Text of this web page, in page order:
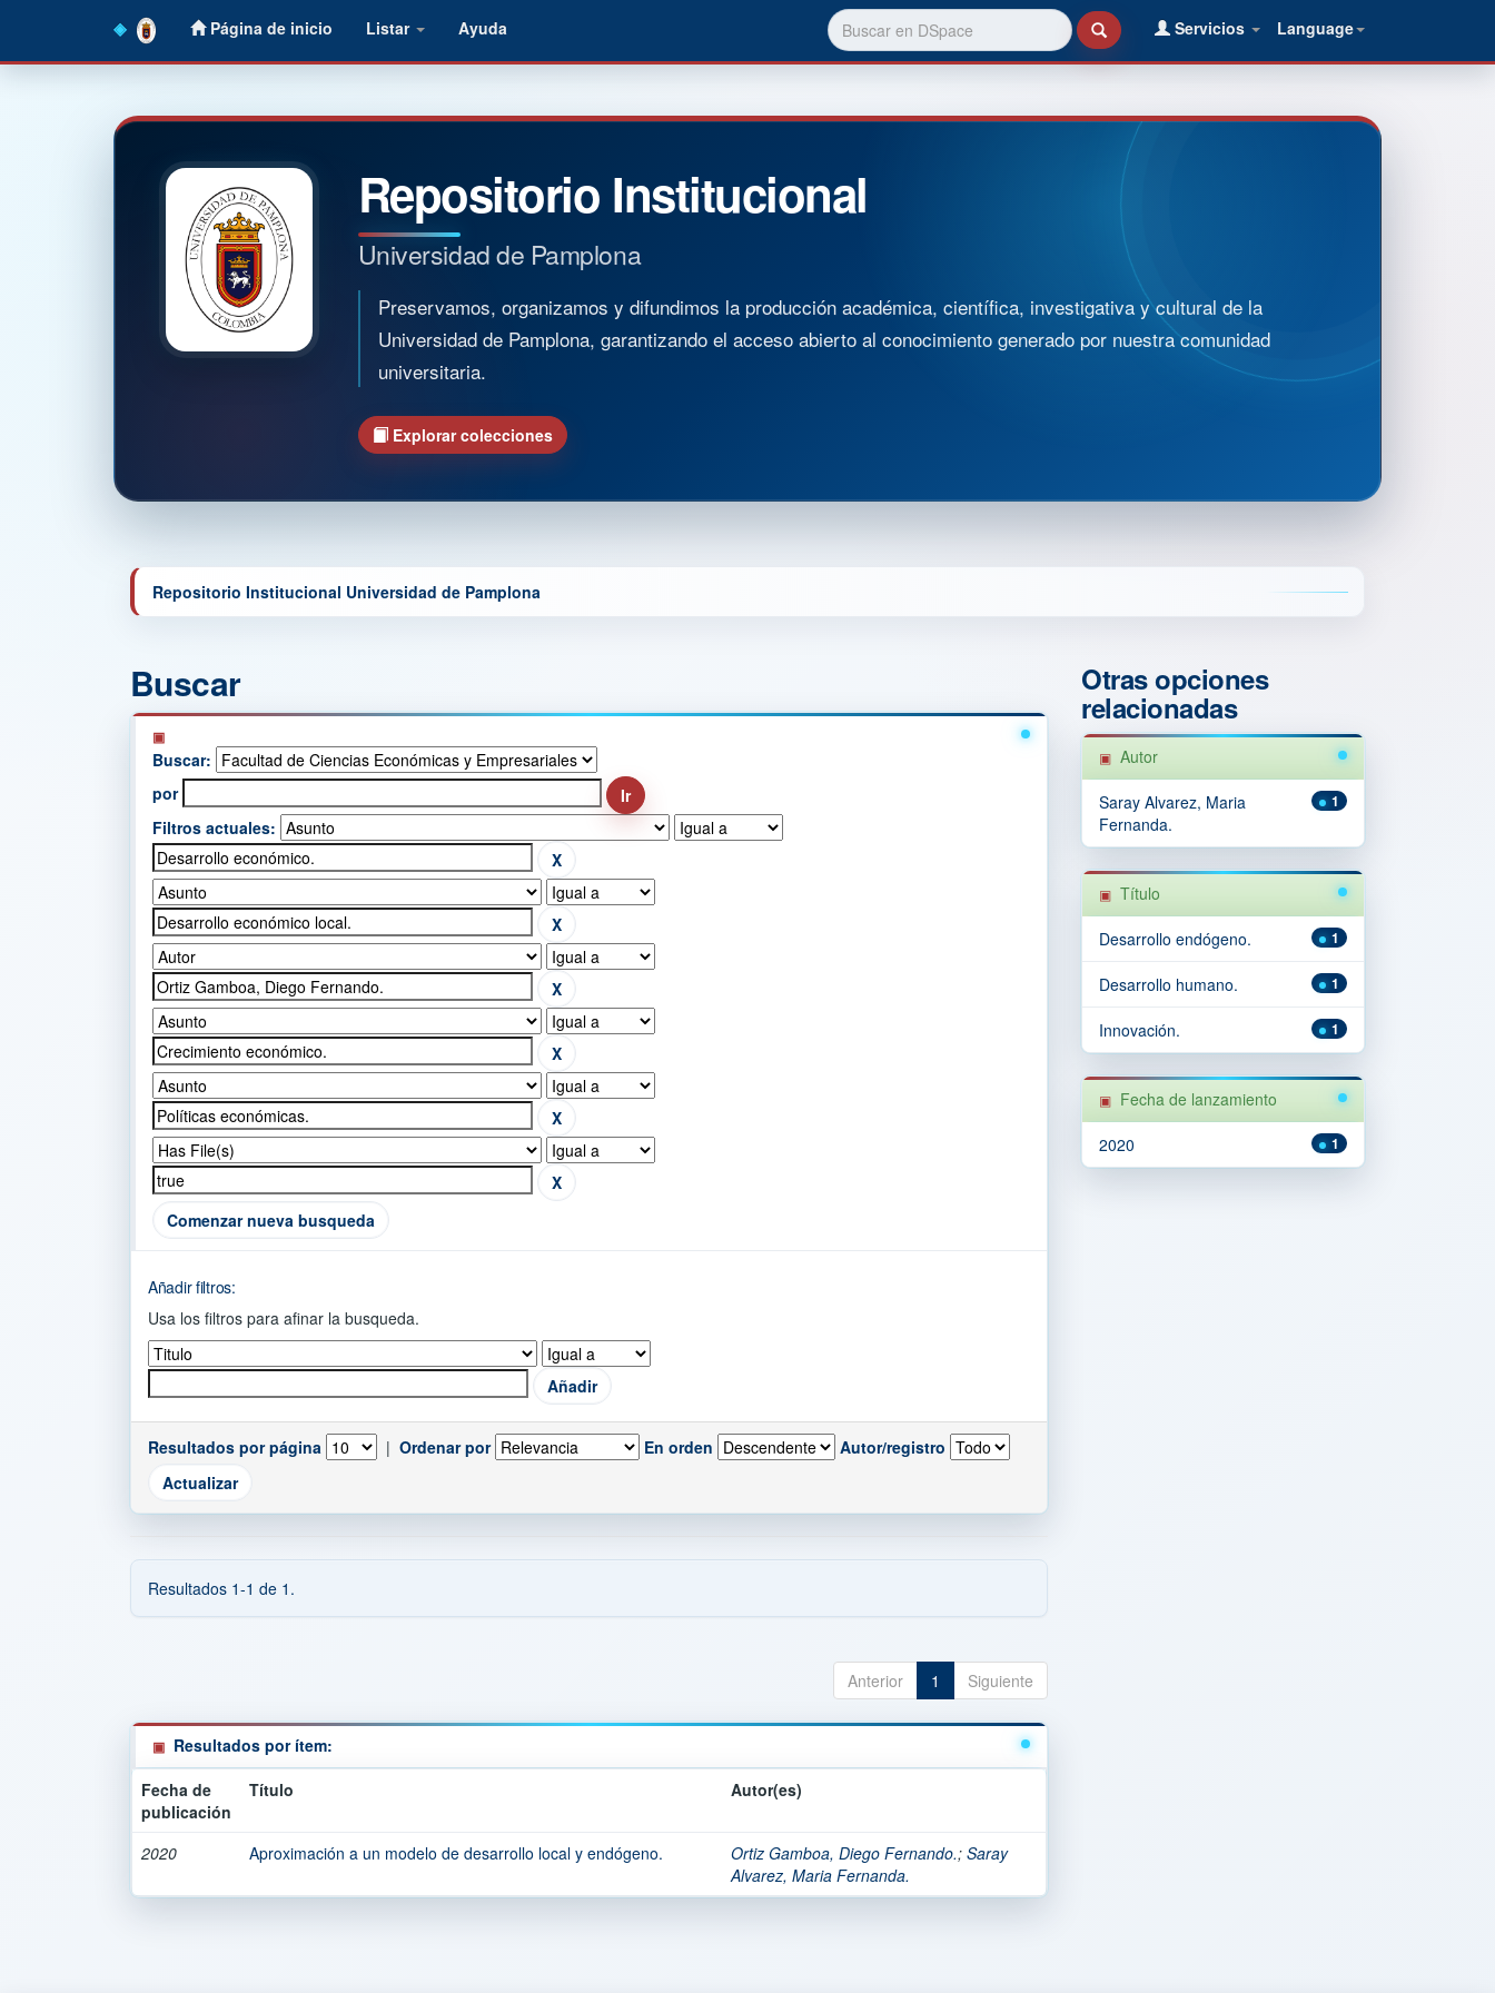
Página de inicio Listar Ayuda Language
Servicios
Repositorio Institucional
Universidad de Pamplona
Preservamos, organizamos y difundimos la producción académica, científica, investigativa y cultural de la
Universidad de Pamplona, garantizando el acceso abierto al conocimiento generado por nuestra comunidad
universitaria.
Explorar colecciones
Repositorio Institucional Universidad de Pamplona
Buscar
Buscar:
por
Filtros actuales:
Comenzar nueva busqueda
Añadir filtros:
Usa los filtros para afinar la busqueda.
Resultados por página | Ordenar por En orden Autor/registro
Resultados 1-1 de 1.
Anterior 1 Siguiente
Resultados por ítem:
Fecha de
publicación
Título Autor(es)
2020 Aproximación a un modelo de desarrollo local y endógeno. Ortiz Gamboa, Diego Fernando.; Saray
Alvarez, Maria Fernanda.
Otras opciones
relacionadas
Autor
1
Saray Alvarez, Maria
Fernanda.
Título
1
Desarrollo endógeno.
1
Desarrollo humano.
1
Innovación.
Fecha de lanzamiento
1
2020